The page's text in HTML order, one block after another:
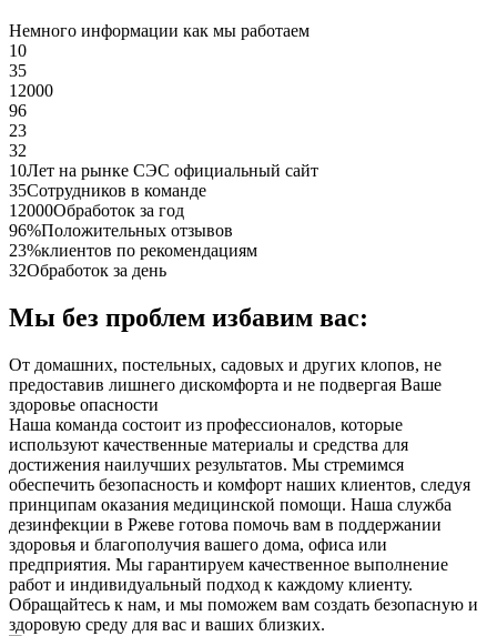
Немного информации как мы работаем
10
35
12000
96
23
32
10Лет на рынке СЭС официальный сайт
35Сотрудников в команде
12000Обработок за год
96%Положительных отзывов
23%клиентов по рекомендациям
32Обработок за день
Мы без проблем избавим вас:
От домашних, постельных, садовых и других клопов, не
предоставив лишнего дискомфорта и не подвергая Ваше
здоровье опасности
Наша команда состоит из профессионалов, которые
используют качественные материалы и средства для
достижения наилучших результатов. Мы стремимся
обеспечить безопасность и комфорт наших клиентов, следуя
принципам оказания медицинской помощи. Наша служба
дезинфекции в Ржеве готова помочь вам в поддержании
здоровья и благополучия вашего дома, офиса или
предприятия. Мы гарантируем качественное выполнение
работ и индивидуальный подход к каждому клиенту.
Обращайтесь к нам, и мы поможем вам создать безопасную и
здоровую среду для вас и ваших близких.